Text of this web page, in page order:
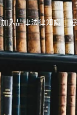
加入喆律法律知識